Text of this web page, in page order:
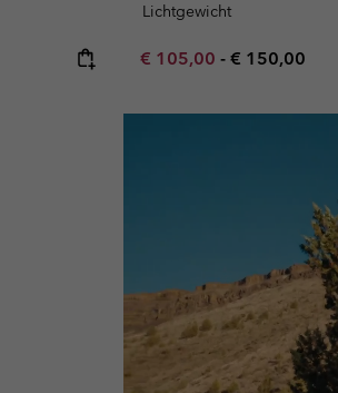
Lichtgewicht
Minimum sale price:
€ 105,00 - Maximum
€ 150,00